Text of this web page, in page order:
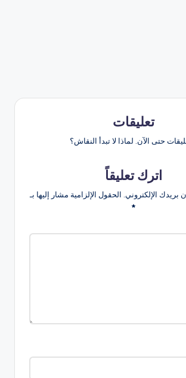
تعليقات
حتى الآن. لماذا لا تبدأ النقاش؟
اترك تعليقاً
بريدك الإلكتروني. الحقول الإلزامية مشار إليها بـ
*